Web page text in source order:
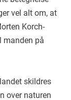
vel alt om, at
Korch-
manden på
skildres
over naturen